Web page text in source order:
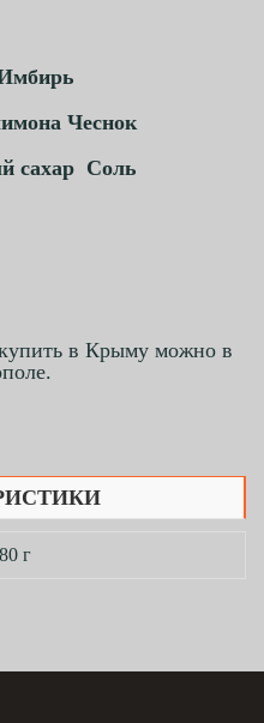
Чеснок
сахар Соль
в Крыму можно в
80 г